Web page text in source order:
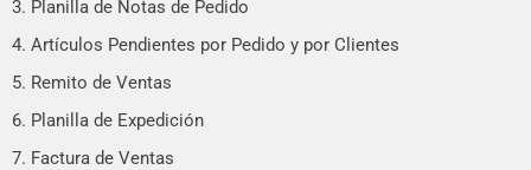
3. Planilla de Notas de Pedido
4. Artículos Pendientes por Pedido y por Clientes
5. Remito de Ventas
6. Planilla de Expedición
7. Factura de Ventas